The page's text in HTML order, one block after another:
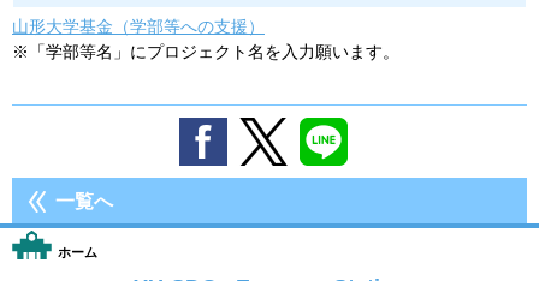
山形大学基金（学部等への支援）
※「学部等名」にプロジェクト名を入力願います。
一覧へ
ホーム